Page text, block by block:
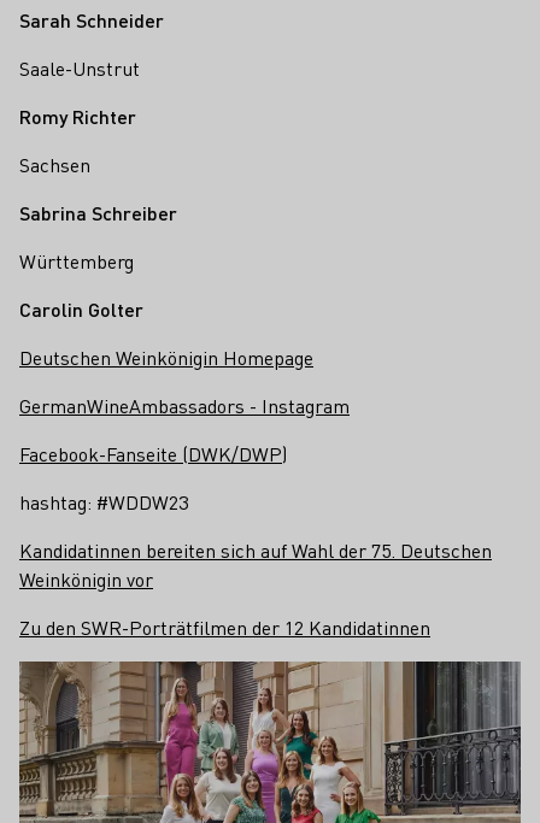
Sarah Schneider
Saale-Unstrut
Romy Richter
Sachsen
Sabrina Schreiber
Württemberg
Carolin Golter
Deutschen Weinkönigin Homepage
GermanWineAmbassadors - Instagram
Facebook-Fanseite (DWK/DWP)
hashtag: #WDDW23
Kandidatinnen bereiten sich auf Wahl der 75. Deutschen
Weinkönigin vor
Zu den SWR-Porträtfilmen der 12 Kandidatinnen